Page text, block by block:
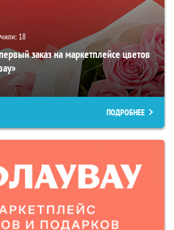
18
заказ на маркетплейсе цветов
ПОДРОБНЕЕ